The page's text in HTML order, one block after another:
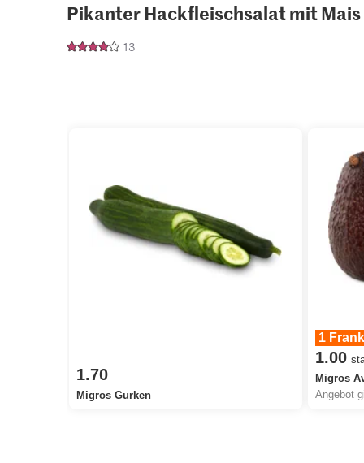
Pikanter Hackfleischsalat mit Mais
13
1.70
Migros Gurken
1
1.00
Migros